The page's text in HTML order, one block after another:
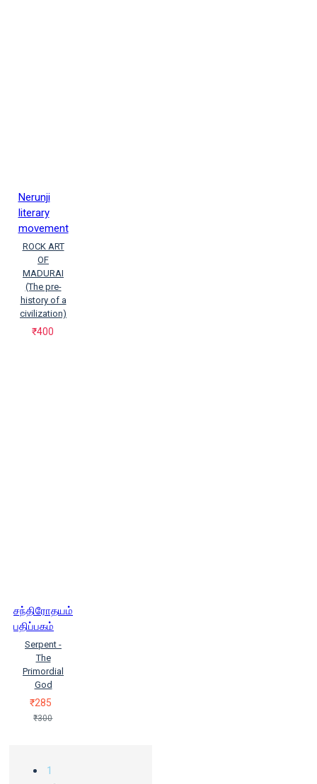
Nerunji
literary
movement
ROCK ART
OF
MADURAI
(The pre-
history of a
civilization)
₹400
சந்திரோதயம்
பதிப்பகம்
Serpent -
The
Primordial
God
₹285
₹300
1